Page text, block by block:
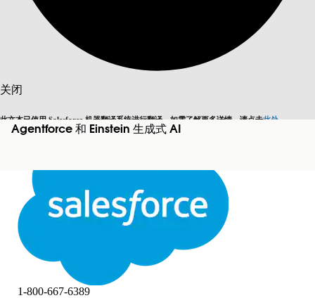
关闭
此文本已使用 Salesforce 机器翻译系统进行翻译。如需了解更多详情，请点击此处
切换为英语 而非现在
关闭关闭
Agentforce 和 Einstein 生成式 AI
1-800-667-6389